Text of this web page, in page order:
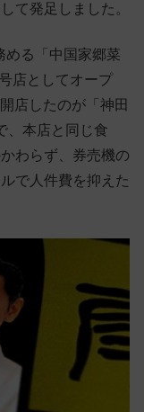
て発足しました。
める「中国家郷菜
店としてオープ
店したのが「神田
、本店と同じ食
わらず、券売機の
で人件費を抑えた